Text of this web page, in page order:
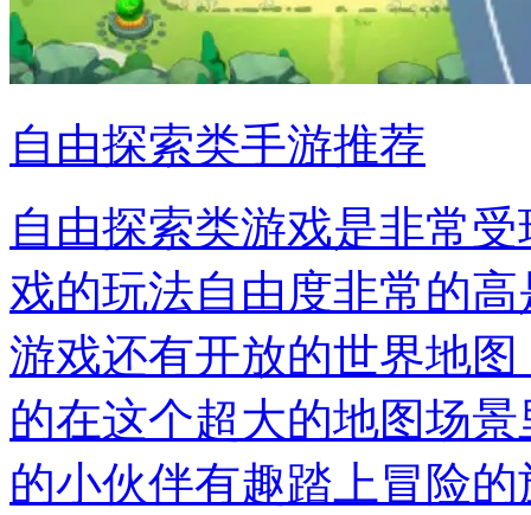
自由探索类手游推荐
自由探索类游戏是非常
戏的玩法自由度非常的
游戏还有开放的世界地
的在这个超大的地图场
的小伙伴有趣踏上冒险的